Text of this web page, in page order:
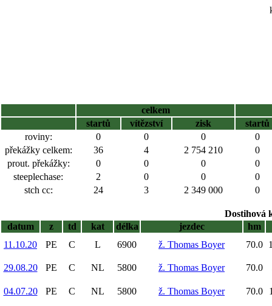
celkem
startů
vítězství zisk
startů
roviny:
0 0 0
0
překážky celkem:
36 4 2 754 210
0
prout. překážky:
0 0 0
0
steeplechase:
2 0 0
0
stch cc:
24 3 2 349 000 0
Dostihová
datum
z td kat délka jezdec
hm
11.10.20
PE C L 6900 ž. Thomas Boyer 70.0
29.08.20 PE C NL 5800 ž. Thomas Boyer 70.0
04.07.20 PE C NL 5800 ž. Thomas Boyer 70.0